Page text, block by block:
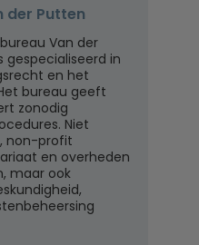
der Putten
Van der
gespecialiseerd in
en het
bureau geeft
zonodig
Niet
non-profit
en overheden
maar ook